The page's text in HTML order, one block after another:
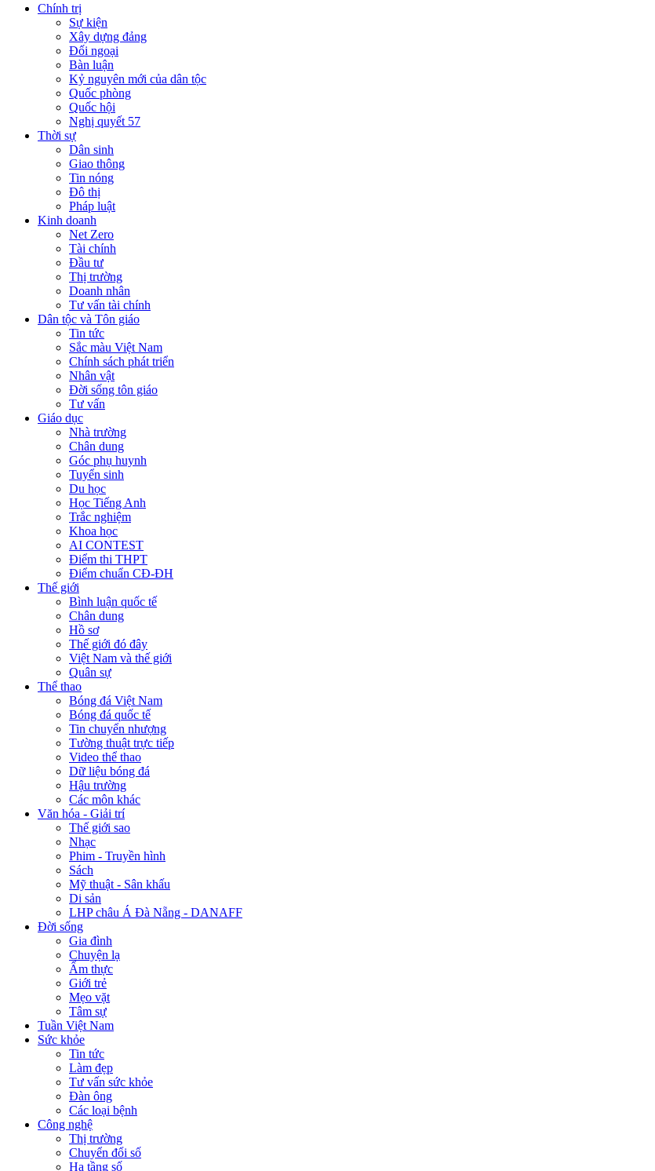
Chính trị
Sự kiện
Xây dựng đảng
Đối ngoại
Bàn luận
Kỷ nguyên mới của dân tộc
Quốc phòng
Quốc hội
Nghị quyết 57
Thời sự
Dân sinh
Giao thông
Tin nóng
Đô thị
Pháp luật
Kinh doanh
Net Zero
Tài chính
Đầu tư
Thị trường
Doanh nhân
Tư vấn tài chính
Dân tộc và Tôn giáo
Tin tức
Sắc màu Việt Nam
Chính sách phát triển
Nhân vật
Đời sống tôn giáo
Tư vấn
Giáo dục
Nhà trường
Chân dung
Góc phụ huynh
Tuyển sinh
Du học
Học Tiếng Anh
Trắc nghiệm
Khoa học
AI CONTEST
Điểm thi THPT
Điểm chuẩn CĐ-ĐH
Thế giới
Bình luận quốc tế
Chân dung
Hồ sơ
Thế giới đó đây
Việt Nam và thế giới
Quân sự
Thể thao
Bóng đá Việt Nam
Bóng đá quốc tế
Tin chuyển nhượng
Tường thuật trực tiếp
Video thể thao
Dữ liệu bóng đá
Hậu trường
Các môn khác
Văn hóa - Giải trí
Thế giới sao
Nhạc
Phim - Truyền hình
Sách
Mỹ thuật - Sân khấu
Di sản
LHP châu Á Đà Nẵng - DANAFF
Đời sống
Gia đình
Chuyện lạ
Ẩm thực
Giới trẻ
Mẹo vặt
Tâm sự
Tuần Việt Nam
Sức khỏe
Tin tức
Làm đẹp
Tư vấn sức khỏe
Đàn ông
Các loại bệnh
Công nghệ
Thị trường
Chuyển đổi số
Hạ tầng số